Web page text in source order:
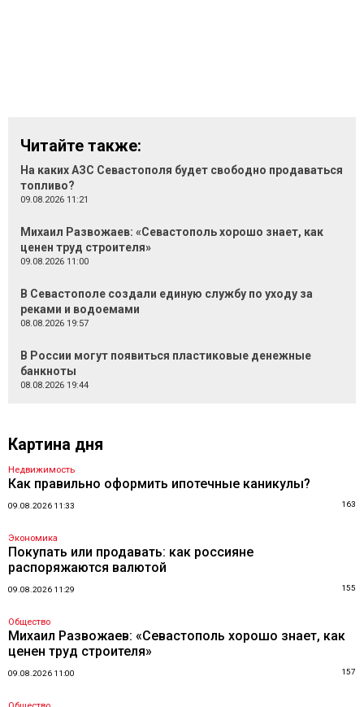
Читайте также:
На каких АЗС Севастополя будет свободно продаваться
топливо?
09.08.2026 11:21
Михаил Развожаев: «Севастополь хорошо знает, как
ценен труд строителя»
09.08.2026 11:00
В Севастополе создали единую службу по уходу за
реками и водоемами
08.08.2026 19:57
В России могут появиться пластиковые денежные
банкноты
08.08.2026 19:44
Картина дня
Недвижимость
Как правильно оформить ипотечные каникулы?
09.08.2026 11:33 163
Экономика
Покупать или продавать: как россияне
распоряжаются валютой
09.08.2026 11:29 155
Общество
Михаил Развожаев: «Севастополь хорошо знает, как
ценен труд строителя»
09.08.2026 11:00 157